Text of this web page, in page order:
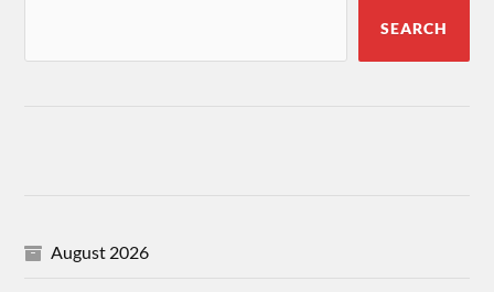
SEARCH
August 2026